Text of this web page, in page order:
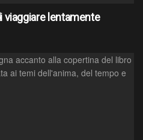
viaggiare lentamente